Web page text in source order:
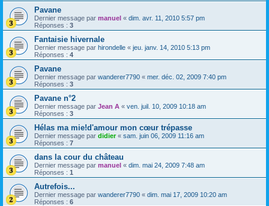
Pavane
Dernier message par manuel « dim. avr. 11, 2010 5:57 pm
Réponses : 3
Fantaisie hivernale
Dernier message par hirondelle « jeu. janv. 14, 2010 5:13 pm
Réponses : 4
Pavane
Dernier message par wanderer7790 « mer. déc. 02, 2009 7:40 pm
Réponses : 3
Pavane n°2
Dernier message par Jean A « ven. juil. 10, 2009 10:18 am
Réponses : 3
Hélas ma mie!d'amour mon cœur trépasse
Dernier message par didier« sam. juin 06, 2009 11:16 am
Réponses : 7
dans la cour du château
Dernier message par manuel « dim. mai 24, 2009 7:48 am
Réponses : 1
Autrefois...
Dernier message par wanderer7790 « dim. mai 17, 2009 10:20 am
Réponses : 6